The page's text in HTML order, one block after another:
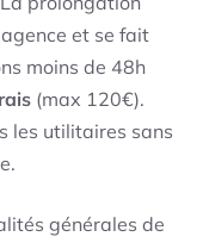
et se fait
moins de 48h
(max 120€).
les utilitaires sans
générales de